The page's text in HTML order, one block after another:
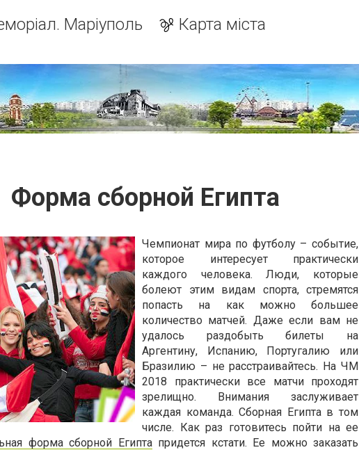
Маріуполь Карта міста
Форма сборной Египта
Чемпионат мира по футболу – событие,
которое интересует практически
каждого человека. Люди, которые
болеют этим видам спорта, стремятся
попасть на как можно большее
количество матчей. Даже если вам не
удалось раздобыть билеты на
Аргентину, Испанию, Португалию или
Бразилию – не расстраивайтесь. На ЧМ
2018 практически все матчи проходят
зрелищно. Внимания заслуживает
каждая команда. Сборная Египта в том
числе. Как раз готовитесь пойти на ее
форма сборной Египтапридется кстати. Ее можно заказать